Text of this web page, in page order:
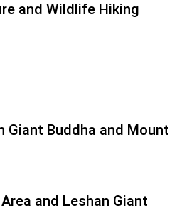
and Wildlife Hiking
Giant Buddha and Mount
and Leshan Giant